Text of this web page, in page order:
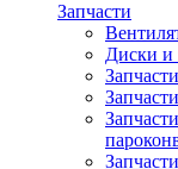
Запчасти
Диски и